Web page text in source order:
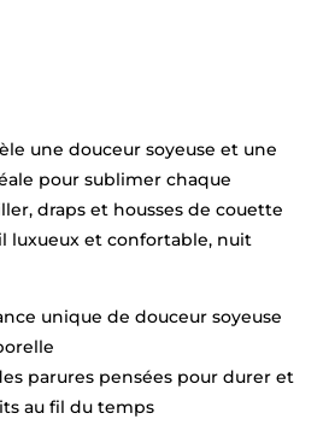
une douceur soyeuse et une
pour sublimer chaque
draps et housses de couette
luxueux et confortable, nuit
unique de douceur soyeuse
parures pensées pour durer et
au fil du temps